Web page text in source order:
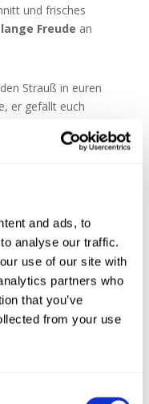
and ads, to
analyse our traffic.
use of our site with
partners who
that you’ve
from your use
und frisches
Freude an
Strauß in euren
er gefällt euch
die nächsten
für